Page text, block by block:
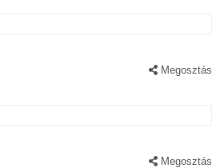
Megosztás
Megosztás